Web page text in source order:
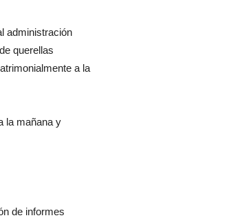
administración
querellas
a la
la mañana y
de informes